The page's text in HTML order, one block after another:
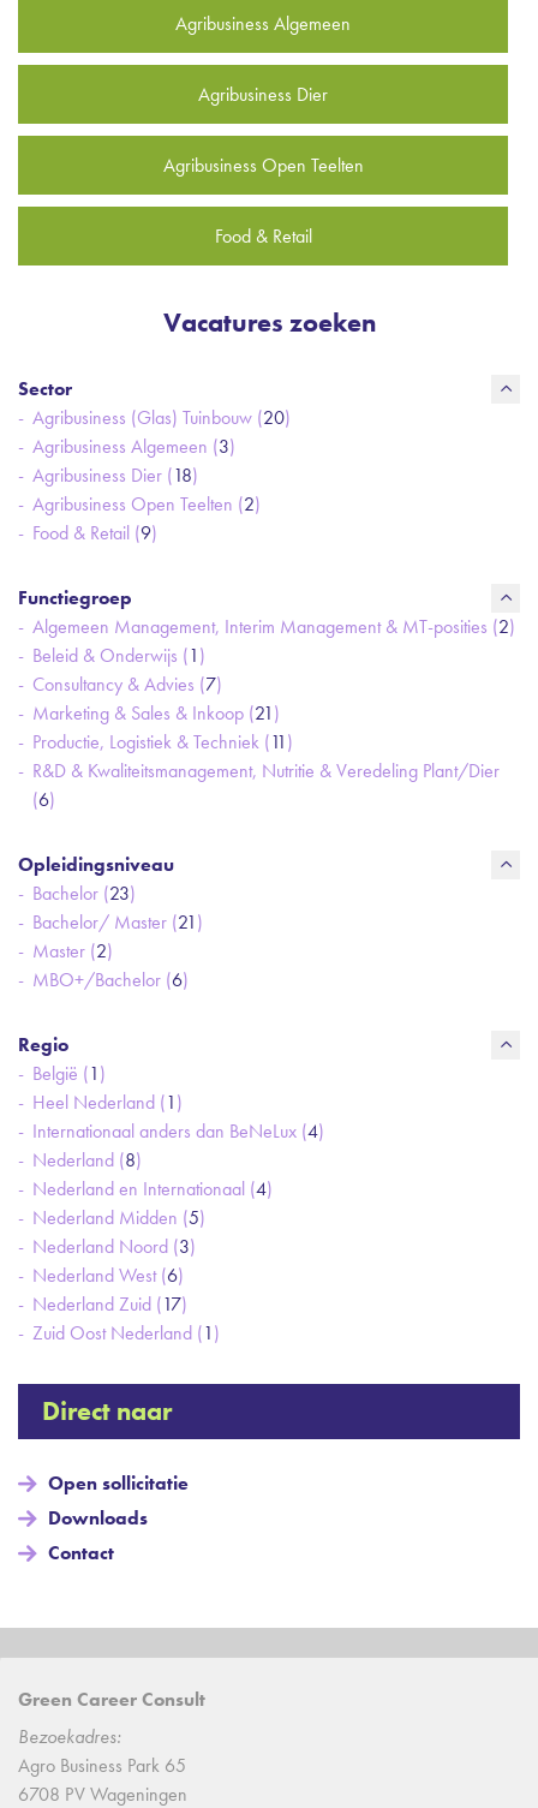
Agribusiness Algemeen
Agribusiness Dier
Agribusiness Open Teelten
Food & Retail
Vacatures zoeken
Sector
Agribusiness (Glas) Tuinbouw (20)
Agribusiness Algemeen (3)
Agribusiness Dier (18)
Agribusiness Open Teelten (2)
Food & Retail (9)
Functiegroep
Algemeen Management, Interim Management & MT-posities (2)
Beleid & Onderwijs (1)
Consultancy & Advies (7)
Marketing & Sales & Inkoop (21)
Productie, Logistiek & Techniek (11)
R&D & Kwaliteitsmanagement, Nutritie & Veredeling Plant/Dier
(6)
Opleidingsniveau
Bachelor (23)
Bachelor/ Master (21)
Master (2)
MBO+/Bachelor (6)
Regio
België (1)
Heel Nederland (1)
Internationaal anders dan BeNeLux (4)
Nederland (8)
Nederland en Internationaal (4)
Nederland Midden (5)
Nederland Noord (3)
Nederland West (6)
Nederland Zuid (17)
Zuid Oost Nederland (1)
Direct naar
Open sollicitatie
Downloads
Contact
Green Career Consult
Bezoekadres:
Agro Business Park 65
6708 PV Wageningen